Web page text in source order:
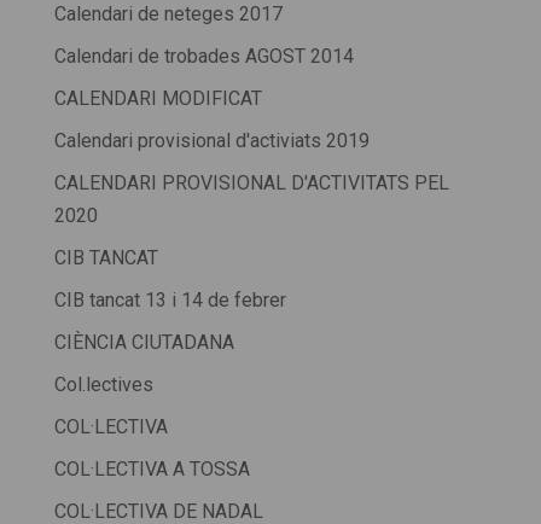
Calendari de neteges 2017
Calendari de trobades AGOST 2014
CALENDARI MODIFICAT
Calendari provisional d'activiats 2019
CALENDARI PROVISIONAL D'ACTIVITATS PEL
2020
CIB TANCAT
CIB tancat 13 i 14 de febrer
CIÈNCIA CIUTADANA
Col.lectives
COL·LECTIVA
COL·LECTIVA A TOSSA
COL·LECTIVA DE NADAL